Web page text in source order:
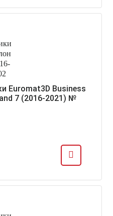
Euromat3D Business
7 (2016-2021) №